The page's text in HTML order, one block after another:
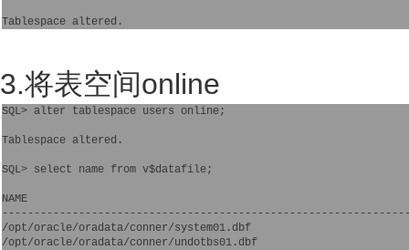
3.将表空间online
SQL> alter tablespace users online;
Tablespace altered.
SQL> select name from v$datafile;
NAME
/opt/oracle/oradata/conner/system01.dbf
/opt/oracle/oradata/conner/undotbs01.dbf